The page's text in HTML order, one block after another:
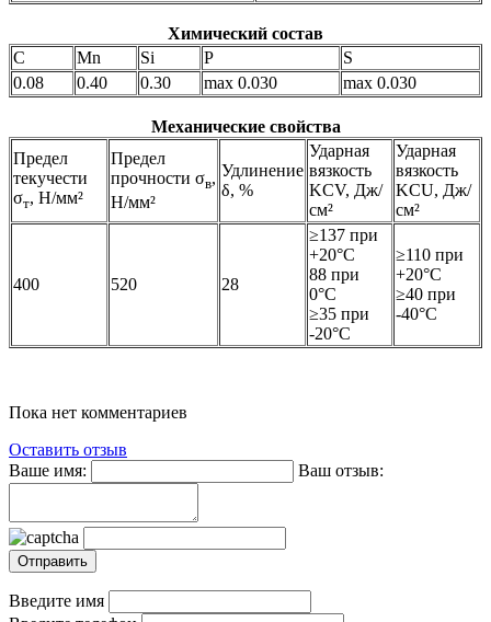
Химический состав
С
Mn Si P
S
0.08
0.40 0.30 max 0.030 max 0.030
Механические свойства
Предел
текучести
σт, Н/мм²
Предел
прочности σв,
Н/мм²
Удлинение
δ, %
Ударная
вязкость
KCV, Дж/
см²
Ударная
вязкость
KCU, Дж/
см²
400 520 28
≥137 при
+20°С
88 при
0°С
≥35 при
-20°С
≥110 при
+20°С
≥40 при
-40°С
Пока нет комментариев
Оставить отзыв
Ваше имя:
Ваш отзыв:
Введите имя